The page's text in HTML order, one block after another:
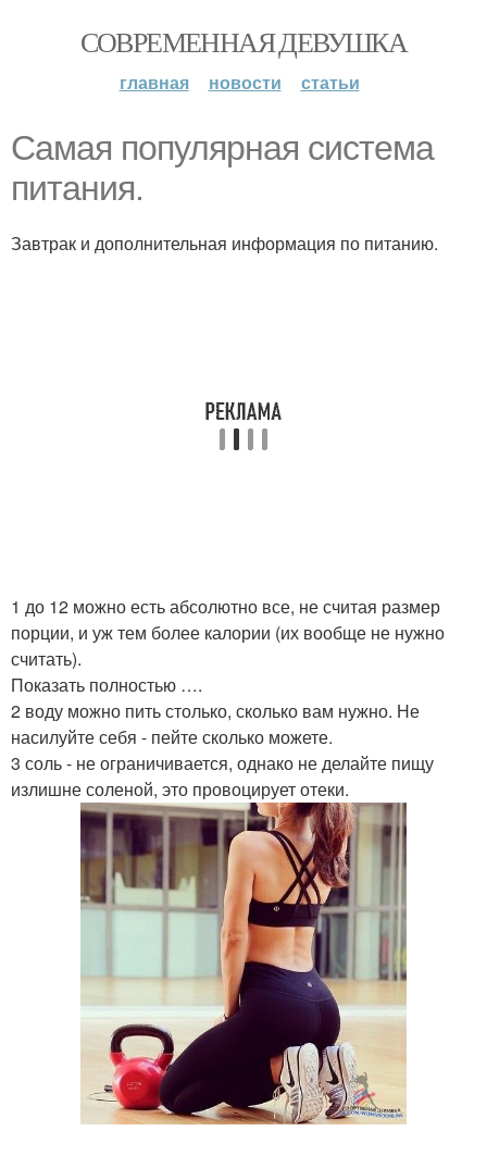
СОВРЕМЕННАЯ ДЕВУШКА
главная новости статьи
Самая популярная система
питания.
Завтрак и дополнительная информация по питанию.
1 до 12 можно есть абсолютно все, не считая размер
порции, и уж тем более калории (их вообще не нужно
считать).
Показать полностью ….
2 воду можно пить столько, сколько вам нужно. Не
насилуйте себя - пейте сколько можете.
3 соль - не ограничивается, однако не делайте пищу
излишне соленой, это провоцирует отеки.